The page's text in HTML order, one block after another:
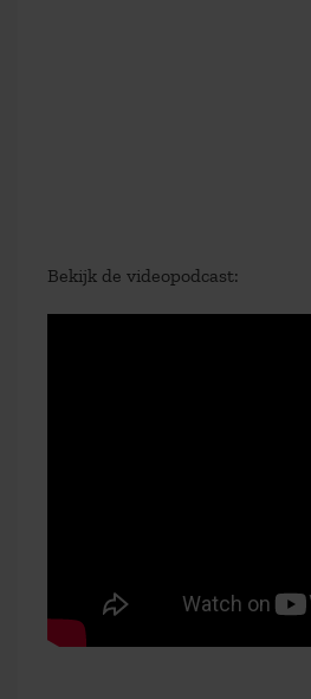
Bekijk de videopodcast: